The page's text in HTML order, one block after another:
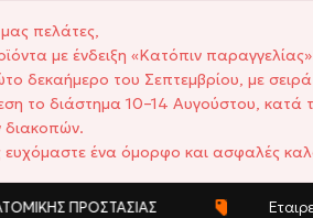
πελάτες,
με ένδειξη «Κατόπιν
δεκαήμερο του Σεπτεμβρίου, με
το διάστημα 10–14 Αυγούστου, κατά
διακοπών.
ένα όμορφο και ασφαλές
ΠΡΟΣΤΑΣΊΑΣ